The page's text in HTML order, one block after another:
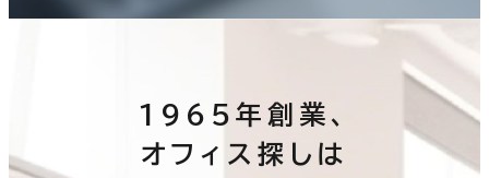
1965年創業、
オフィス探しは